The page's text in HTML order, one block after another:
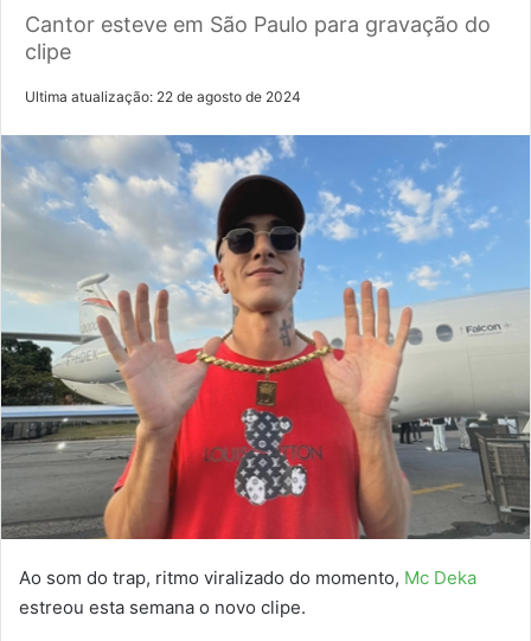
Cantor esteve em São Paulo para gravação do
clipe
Ultima atualização: 22 de agosto de 2024
Ao som do trap, ritmo viralizado do momento, Mc Deka
estreou esta semana o novo clipe.